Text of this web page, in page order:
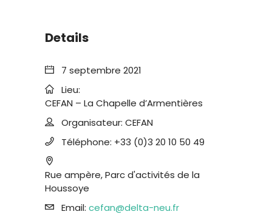
Details
7 septembre 2021
Lieu:
CEFAN – La Chapelle d’Armentières
Organisateur: CEFAN
Téléphone: +33 (0)3 20 10 50 49
Rue ampère, Parc d'activités de la
Houssoye
Email: cefan@delta-neu.fr